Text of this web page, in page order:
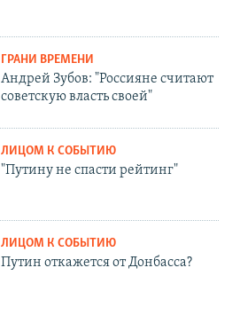
ГРАНИ ВРЕМЕНИ
Андрей Зубов: "Россияне считают
советскую власть своей"
ЛИЦОМ К СОБЫТИЮ
"Путину не спасти рейтинг"
ЛИЦОМ К СОБЫТИЮ
Путин откажется от Донбасса?